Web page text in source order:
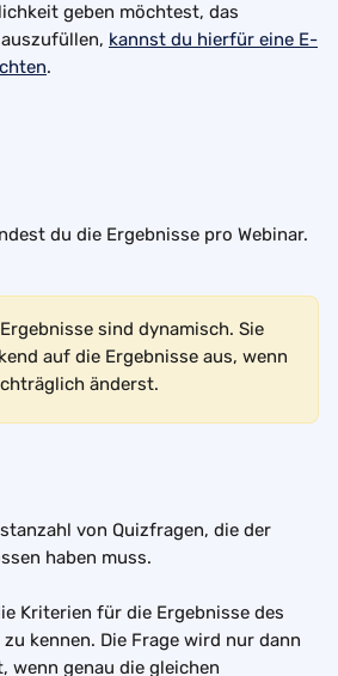
geben möchtest, das
kannst du hierfür eine E-
.
du die Ergebnisse pro Webinar.
sind dynamisch. Sie
auf die Ergebnisse aus, wenn
änderst.
von Quizfragen, die der
haben muss.
Kriterien für die Ergebnisse des
kennen. Die Frage wird nur dann
wenn genau die gleichen